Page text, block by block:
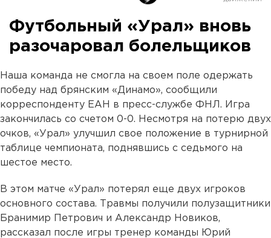
Футбольный «Урал» вновь
разочаровал болельщиков
Наша команда не смогла на своем поле одержать
победу над брянским «Динамо», сообщили
корреспонденту ЕАН в пресс-службе ФНЛ. Игра
закончилась со счетом 0-0. Несмотря на потерю двух
очков, «Урал» улучшил свое положение в турнирной
таблице чемпионата, поднявшись с седьмого на
шестое место.
В этом матче «Урал» потерял еще двух игроков
основного состава. Травмы получили полузащитники
Бранимир Петрович и Александр Новиков,
рассказал после игры тренер команды Юрий